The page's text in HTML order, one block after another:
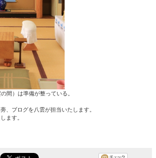
間）は準備が整っている。
、ブログを八雲が担当いたします。
ます。